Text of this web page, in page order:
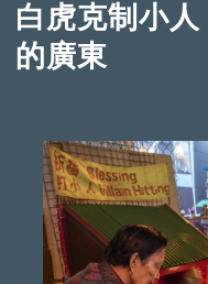
白虎克制小
的廣東